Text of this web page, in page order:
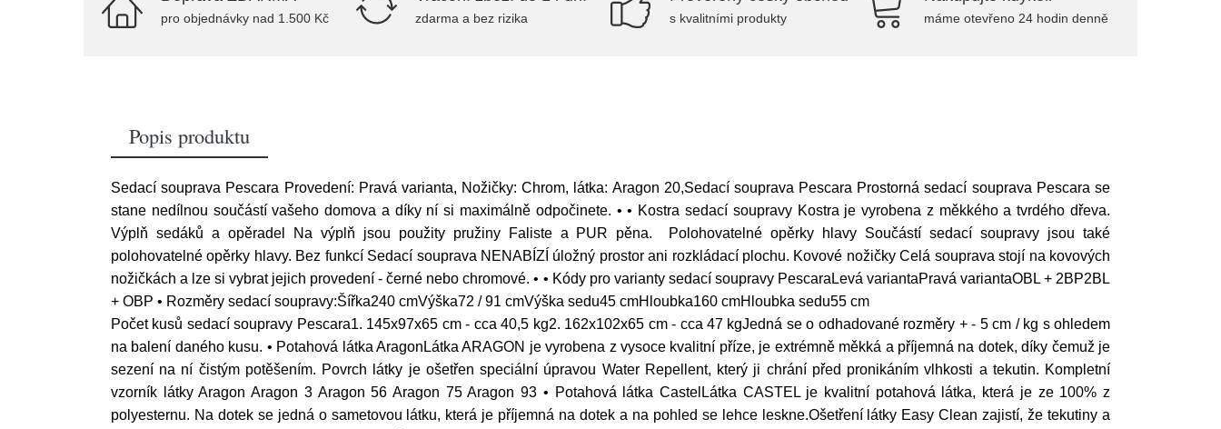
pro objednávky nad 1.500 Kč zdarma a bez rizika s kvalitními produkty máme otevřeno 24 hodin denně
Popis produktu
Sedací souprava Pescara Provedení: Pravá varianta, Nožičky: Chrom, látka: Aragon 20,Sedací souprava Pescara Prostorná sedací souprava Pescara se
stane nedílnou součástí vašeho domova a díky ní si maximálně odpočinete. • • Kostra sedací soupravy Kostra je vyrobena z měkkého a tvrdého dřeva.
Výplň sedáků a opěradel Na výplň jsou použity pružiny Faliste a PUR pěna. Polohovatelné opěrky hlavy Součástí sedací soupravy jsou také
polohovatelné opěrky hlavy. Bez funkcí Sedací souprava NENABÍZÍ úložný prostor ani rozkládací plochu. Kovové nožičky Celá souprava stojí na kovových
nožičkách a lze si vybrat jejich provedení - černé nebo chromové. • • Kódy pro varianty sedací soupravy PescaraLevá variantaPravá variantaOBL + 2BP2BL
+ OBP • Rozměry sedací soupravy:Šířka240 cmVýška72 / 91 cmVýška sedu45 cmHloubka160 cmHloubka sedu55 cm
Počet kusů sedací soupravy Pescara1. 145x97x65 cm - cca 40,5 kg2. 162x102x65 cm - cca 47 kgJedná se o odhadované rozměry + - 5 cm / kg s ohledem
na balení daného kusu. • Potahová látka AragonLátka ARAGON je vyrobena z vysoce kvalitní příze, je extrémně měkká a příjemná na dotek, díky čemuž je
sezení na ní čistým potěšením. Povrch látky je ošetřen speciální úpravou Water Repellent, který ji chrání před pronikáním vlhkosti a tekutin. Kompletní
vzorník látky Aragon Aragon 3 Aragon 56 Aragon 75 Aragon 93 • Potahová látka CastelLátka CASTEL je kvalitní potahová látka, která je ze 100% z
polyesternu. Na dotek se jedná o sametovou látku, která je příjemná na dotek a na pohled se lehce leskne.Ošetření látky Easy Clean zajistí, že tekutiny a